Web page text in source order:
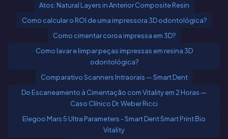
Atos: Natural Layers in Anterior Composite Resin
Como calcular o ROI de uma impressora 3D odontológica?
Como cimentar coroa impressa em 3D?
Como lavar e limpar peças impressas em resina 3D
odontológica?
Comparativo Scanners Intraorais — Smart Dent
Do Escaneamento à Cimentação com Vitality em 2 Horas —
Caso Clínico Dr. Weber Ricci
Elegoo Mars 5 Ultra Parameters - Smart Dent Smart Print Bio
Vitality